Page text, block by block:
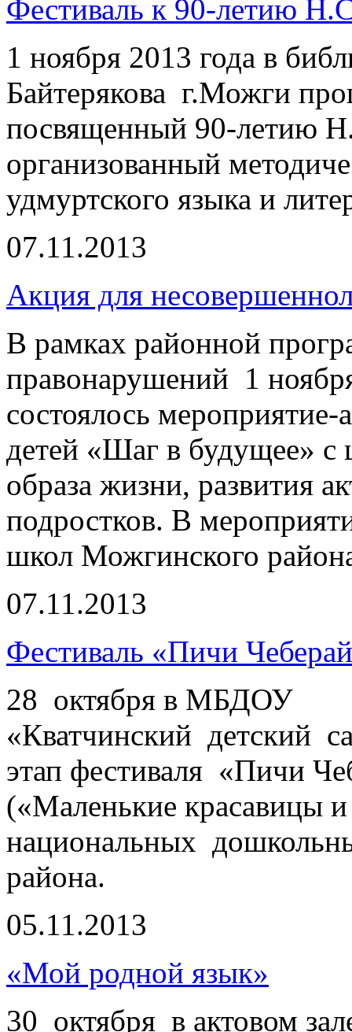
Фестиваль к 90-летию
1 ноября 2013 года в
Байтерякова г.Можги
посвященный 90-летию
организованный
удмуртского языка и
07.11.2013
Акция для
В рамках районной
правонарушений 1
состоялось
детей «Шаг в будущее» с
образа жизни, развития
подростков. В
школ Можгинского
07.11.2013
Фестиваль «Пичи
28 октября в МБДОУ
«Кватчинский детский
этап фестиваля «Пичи
(«Маленькие красавицы
национальных
района.
05.11.2013
«Мой родной язык»
30 октября в актовом